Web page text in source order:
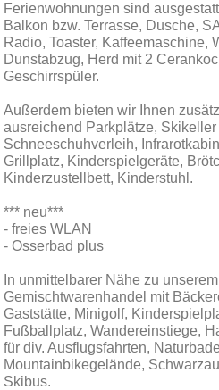
Ferienwohnungen sind
Balkon bzw. Terrasse, Dusche,
Radio, Toaster, Kaffeemaschine,
Dunstabzug, Herd mit 2
Geschirrspüler.
Außerdem bieten wir Ihnen
ausreichend Parkplätze, Skikeller
Schneeschuhverleih,
Grillplatz, Kinderspielgeräte,
Kinderzustellbett, Kinderstuhl.
*** neu***
- freies WLAN
- Osserbad plus
In unmittelbarer Nähe zu
Gemischtwarenhandel mit
Gaststätte, Minigolf,
Fußballplatz, Wandereinstiege,
für div. Ausflugsfahrten,
Mountainbikegelände,
Skibus.